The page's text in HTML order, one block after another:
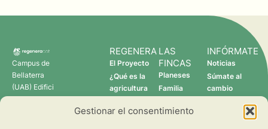
Gestionar el consentimiento
Campus de
Bellaterra
(UAB) Edifici
C 08193
REGENERA
El Proyecto
¿Qué es la
agricultura
Quién somos
LAS
FINCAS
Planeses
Familia
Verdcamp
INFÓRMATE
Noticias
Súmate al
cambio